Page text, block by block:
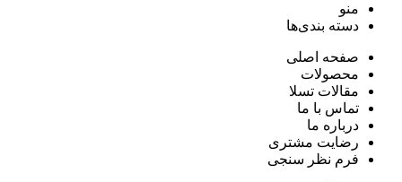
منو
دسته بندی‌ها
صفحه اصلی
محصولات
مقالات تسلا
تماس با ما
درباره ما
رضایت مشتری
فرم نظر سنجی